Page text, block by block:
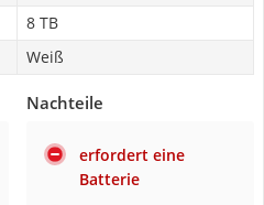
8 TB
Weiß
Nachteile
erfordert eine
Batterie